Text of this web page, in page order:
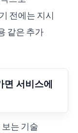
전에는 지시
같은 추가
면 서비스에
는 기술